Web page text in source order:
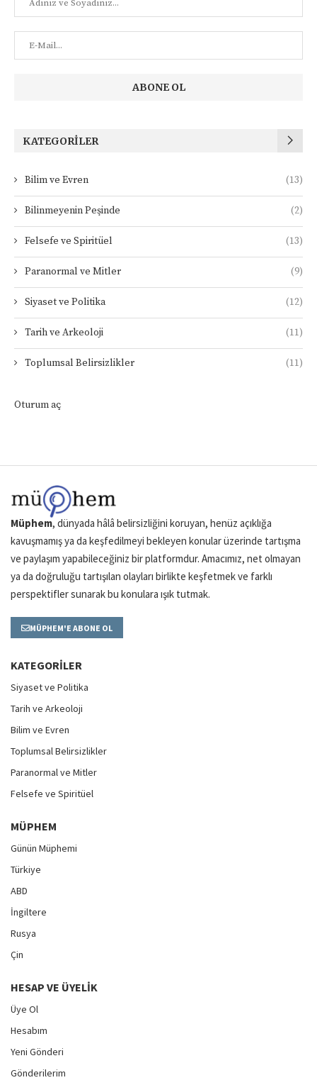
KATEGORILER
Bilim ve Evren (13)
Bilinmeyenin Peşinde (2)
Felsefe ve Spiritüel (13)
Paranormal ve Mitler (9)
Siyaset ve Politika (12)
Tarih ve Arkeoloji (11)
Toplumsal Belirsizlikler (11)
Oturum aç
Müphem, dünyada hâlâ belirsizliğini koruyan, henüz açıklığa
kavuşmamış ya da keşfedilmeyi bekleyen konular üzerinde tartışma
ve paylaşım yapabileceğiniz bir platformdur. Amacımız, net olmayan
ya da doğruluğu tartışılan olayları birlikte keşfetmek ve farklı
perspektifler sunarak bu konulara ışık tutmak.
MÜPHEM'E ABONE OL
KATEGORILER
Siyaset ve Politika
Tarih ve Arkeoloji
Bilim ve Evren
Toplumsal Belirsizlikler
Paranormal ve Mitler
Felsefe ve Spiritüel
MÜPHEM
Günün Müphemi
Türkiye
ABD
İngiltere
Rusya
Çin
HESAP VE ÜYELIK
Üye Ol
Hesabım
Yeni Gönderi
Gönderilerim